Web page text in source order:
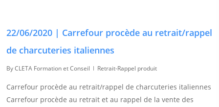
22/06/2020 | Carrefour procède au retrait/rappel
de charcuteries italiennes
By CLETA Formation et Conseil Retrait-Rappel produit
Carrefour procède au retrait/rappel de charcuteries italiennes
Carrefour procède au retrait et au rappel de la vente des